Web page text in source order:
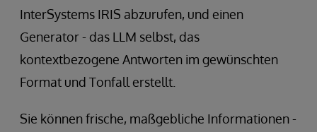
InterSystems IRIS abzurufen, und einen
Generator - das LLM selbst, das
kontextbezogene Antworten im gewünschten
Format und Tonfall erstellt.
Sie können frische, maßgebliche Informationen -